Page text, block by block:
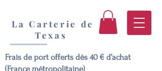
La Carterie de
Texas
Frais de port offerts dès 40 € d’achat
(France métropolitaine)